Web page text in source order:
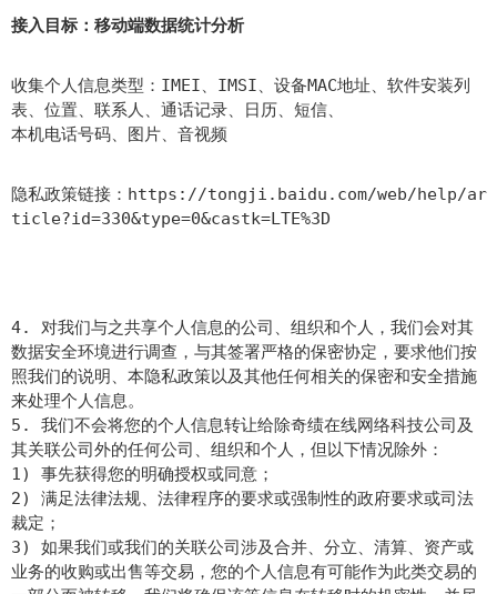
接入目标：移动端数据统计分析
收集个人信息类型：IMEI、IMSI、设备MAC地址、软件安装列
表、位置、联系人、通话记录、日历、短信、
本机电话号码、图片、音视频
隐私政策链接：https://tongji.baidu.com/web/help/ar
ticle?id=330&type=0&castk=LTE%3D
4. 对我们与之共享个人信息的公司、组织和个人，我们会对其
数据安全环境进行调查，与其签署严格的保密协定，要求他们按
照我们的说明、本隐私政策以及其他任何相关的保密和安全措施
来处理个人信息。
5. 我们不会将您的个人信息转让给除奇绩在线网络科技公司及
其关联公司外的任何公司、组织和个人，但以下情况除外：
1) 事先获得您的明确授权或同意；
2) 满足法律法规、法律程序的要求或强制性的政府要求或司法
裁定；
3) 如果我们或我们的关联公司涉及合并、分立、清算、资产或
业务的收购或出售等交易，您的个人信息有可能作为此类交易的